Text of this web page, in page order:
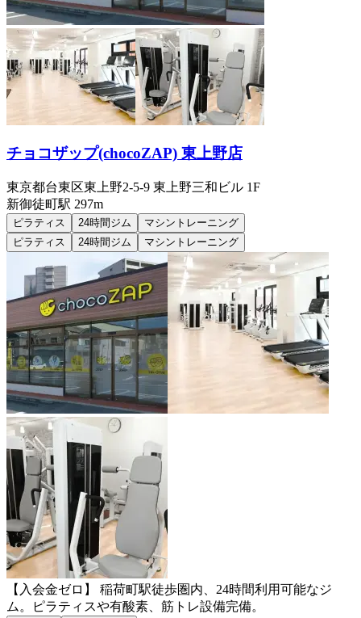
チョコザップ(chocoZAP) 東上野店
東京都台東区東上野2-5-9 東上野三和ビル 1F
新御徒町駅 297m
ピラティス 24時間ジム
マシントレーニング
ピラティス
24時間ジム マシントレーニング
【入会金ゼロ】 稲荷町駅徒歩圏内、24時間利用可能なジ
ム。ピラティスや有酸素、筋トレ設備完備。